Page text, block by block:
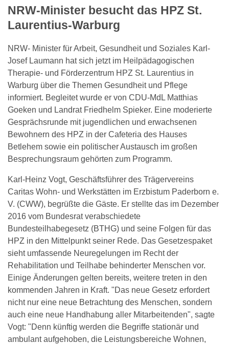
NRW-Minister besucht das HPZ St.
Laurentius-Warburg
NRW- Minister für Arbeit, Gesundheit und Soziales Karl-
Josef Laumann hat sich jetzt im Heilpädagogischen
Therapie- und Förderzentrum HPZ St. Laurentius in
Warburg über die Themen Gesundheit und Pflege
informiert. Begleitet wurde er von CDU-MdL Matthias
Goeken und Landrat Friedhelm Spieker. Eine moderierte
Gesprächsrunde mit jugendlichen und erwachsenen
Bewohnern des HPZ in der Cafeteria des Hauses
Betlehem sowie ein politischer Austausch im großen
Besprechungsraum gehörten zum Programm.
Karl-Heinz Vogt, Geschäftsführer des Trägervereins
Caritas Wohn- und Werkstätten im Erzbistum Paderborn e.
V. (CWW), begrüßte die Gäste. Er stellte das im Dezember
2016 vom Bundesrat verabschiedete
Bundesteilhabegesetz (BTHG) und seine Folgen für das
HPZ in den Mittelpunkt seiner Rede. Das Gesetzespaket
sieht umfassende Neuregelungen im Recht der
Rehabilitation und Teilhabe behinderter Menschen vor.
Einige Änderungen gelten bereits, weitere treten in den
kommenden Jahren in Kraft. "Das neue Gesetz erfordert
nicht nur eine neue Betrachtung des Menschen, sondern
auch eine neue Handhabung aller Mitarbeitenden", sagte
Vogt: "Denn künftig werden die Begriffe stationär und
ambulant aufgehoben, die Leistungsbereiche Wohnen,